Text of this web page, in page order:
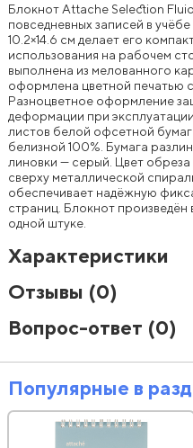
Блокнот Attache Selection
повседневных записей в
10.2×14.6 см делает его
использования на рабочем
выполнена из мелованного
оформлена цветной печатью
Разноцветное оформление
деформации при
листов белой офсетной
белизной 100%. Бумага
линовки — серый. Цвет
сверху металлической
обеспечивает надёжную
страниц. Блокнот произведён
одной штуке.
Характеристики
Отзывы (0)
Вопрос-ответ (0)
Популярные в